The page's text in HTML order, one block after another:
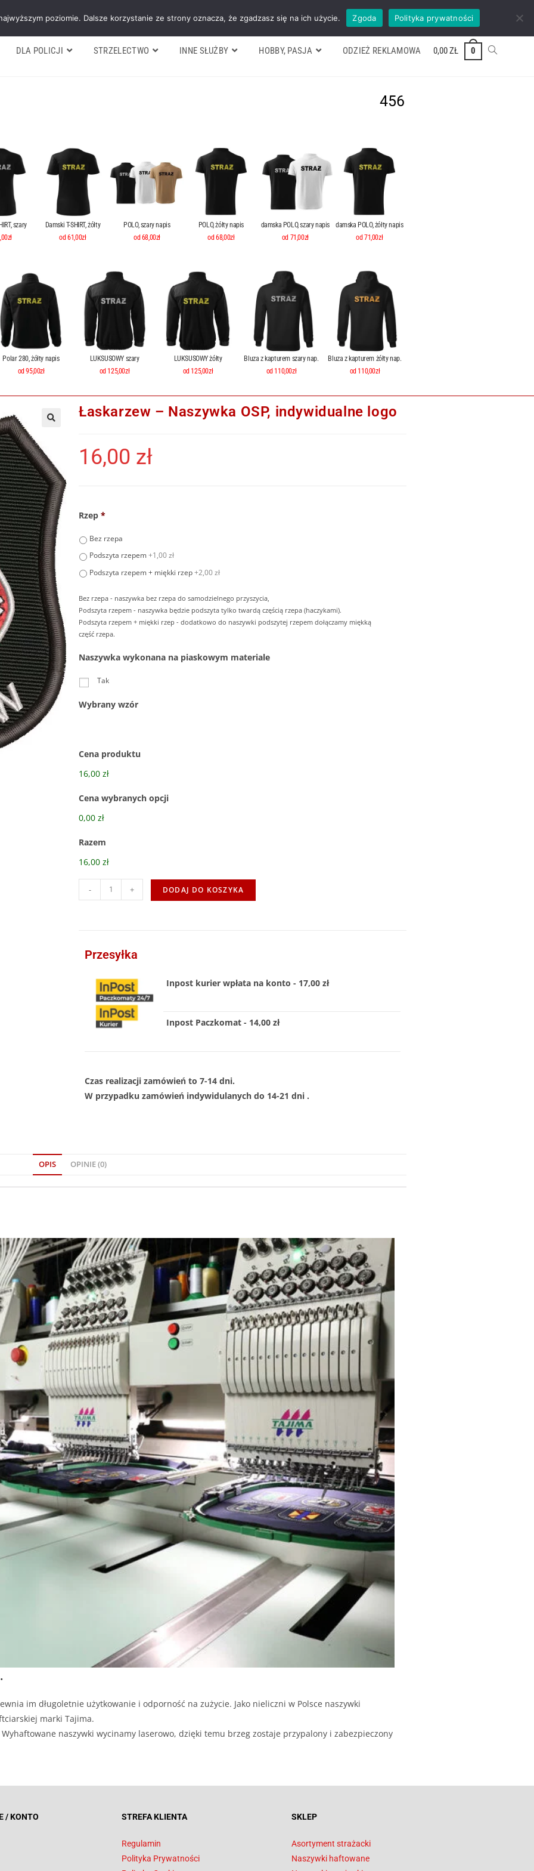
Formularz wyceny Kontakt ZADZWOŃ TEL. 600 352 938
DLA POLICJI STRZELECTWO INNE SŁUŻBY HOBBY, PASJA ODZIEŻ REKLAMOWA 0,00ZŁ 0
456
szary
Damski T-SHIRT, żółty
od 61,00zł
POLO, szary napis
od 68,00zł
POLO, żółty napis
od 68,00zł
damska POLO, szary napis
od 71,00zł
damska POLO, żółty napis
od 71,00zł
Polar 280, żółty napis
od 95,00zł
LUKSUSOWY szary
od 125,00zł
LUKSUSOWY żółty
od 125,00zł
Bluza z kapturem szary nap.
od 110,00zł
Bluza z kapturem żółty nap.
od 110,00zł
Łaskarzew – Naszywka OSP, indywidualne logo
16,00 zł
Rzep *
Bez rzepa
Podszyta rzepem+1,00 zł
Podszyta rzepem + miękki rzep+2,00 zł
Bez rzepa - naszywka bez rzepa do samodzielnego przyszycia,
Podszyta rzepem - naszywka będzie podszyta tylko twardą częścią rzepa (haczykami).
Podszyta rzepem + miękki rzep - dodatkowo do naszywki podszytej rzepem dołączamy miękką
część rzepa.
Naszywka wykonana na piaskowym materiale
Tak
Wybrany wzór
Cena produktu
16,00 zł
Cena wybranych opcji
0,00 zł
Razem
16,00 zł
- + DODAJ DO KOSZYKA
Przesyłka
Inpost kurier wpłata na konto - 17,00 zł
Inpost Paczkomat - 14,00 zł
Czas realizacji zamówień to 7-14 dni.
W przypadku zamówień indywidulanych do 14-21 dni .
OPIS OPINIE (0)
im długoletnie użytkowanie i odporność na zużycie. Jako nieliczni w Polsce naszywki
marki Tajima.
naszywki wycinamy laserowo, dzięki temu brzeg zostaje przypalony i zabezpieczony
/ KONTO STREFA KLIENTA
Regulamin
Polityka Prywatności
SKLEP
Asortyment strażacki
Naszywki haftowane
poziomie. Dalsze korzystanie ze strony oznacza, że zgadzasz się na ich użycie. Zgoda Polityka prywatności